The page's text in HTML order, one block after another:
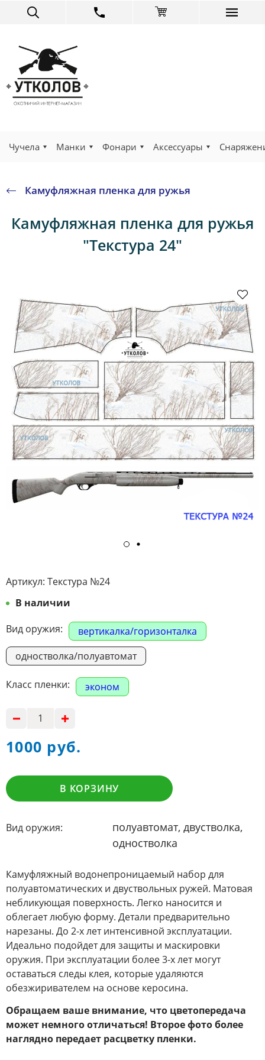
Чучела Манки Фонари Аксессуары
Камуфляжная пленка для ружья
Камуфляжная пленка для ружья
"Текстура 24"
Артикул: Текстурa №24
В наличии
Вид оружия:
вертикалка/горизонталка
одностволка/полуавтомат
Класс пленки: эконом
1000 руб.
В КОРЗИНУ
Вид оружия:
полуавтомат, двустволка,
одностволка
Камуфляжный водонепроницаемый набор для
полуавтоматических и двуствольных ружей. Матовая
небликующая поверхность. Легко наносится и
облегает любую форму. Детали предварительно
нарезаны. До 2-х лет интенсивной эксплуатации.
Идеально подойдет для защиты и маскировки
оружия. При эксплуатации более 3-х лет могут
оставаться следы клея, которые удаляются
обезжиривателем на основе керосина.
Обращаем ваше внимание, что цветопередача
может немного отличаться! Второе фото более
наглядно передает расцветку пленки.